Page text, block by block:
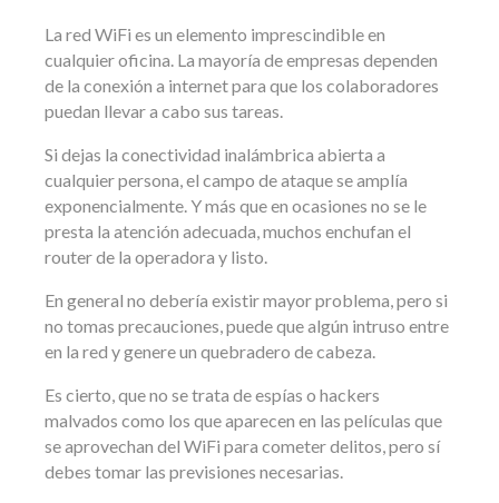
La red WiFi es un elemento imprescindible en
cualquier oficina. La mayoría de empresas dependen
de la conexión a internet para que los colaboradores
puedan llevar a cabo sus tareas.
Si dejas la conectividad inalámbrica abierta a
cualquier persona, el campo de ataque se amplía
exponencialmente. Y más que en ocasiones no se le
presta la atención adecuada, muchos enchufan el
router de la operadora y listo.
En general no debería existir mayor problema, pero si
no tomas precauciones, puede que algún intruso entre
en la red y genere un quebradero de cabeza.
Es cierto, que no se trata de espías o hackers
malvados como los que aparecen en las películas que
se aprovechan del WiFi para cometer delitos, pero sí
debes tomar las previsiones necesarias.